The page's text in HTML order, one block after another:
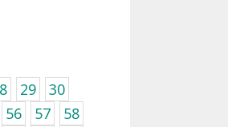
29
30
56 57
58